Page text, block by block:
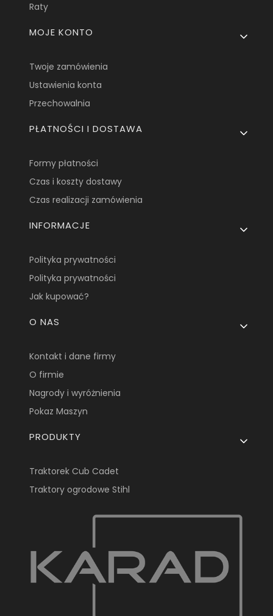
Raty
MOJE KONTO
Twoje zamówienia
Ustawienia konta
Przechowalnia
PŁATNOŚCI I DOSTAWA
Formy płatności
Czas i koszty dostawy
Czas realizacji zamówienia
INFORMACJE
Polityka prywatności
Polityka prywatności
Jak kupować?
O NAS
Kontakt i dane firmy
O firmie
Nagrody i wyróżnienia
Pokaz Maszyn
PRODUKTY
Traktorek Cub Cadet
Traktory ogrodowe Stihl